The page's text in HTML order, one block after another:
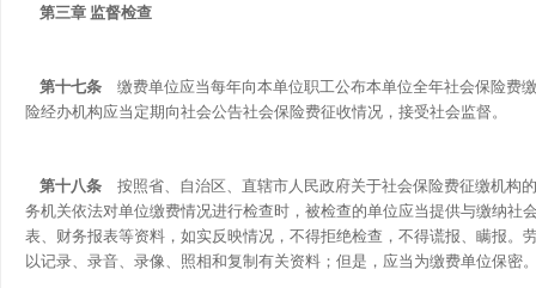
第三章 监督检查
第十七条 缴费单位应当每年向本单位职工公布本单位全年社会保险费
险经办机构应当定期向社会公告社会保险费征收情况，接受社会监督。
第十八条 按照省、自治区、直辖市人民政府关于社会保险费征缴机构
务机关依法对单位缴费情况进行检查时，被检查的单位应当提供与缴纳社
表、财务报表等资料，如实反映情况，不得拒绝检查，不得谎报、瞒报。
以记录、录音、录像、照相和复制有关资料；但是，应当为缴费单位保密